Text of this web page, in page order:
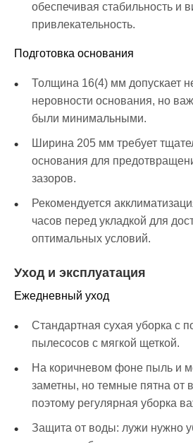
обеспечивая стабильность и
привлекательность.
Подготовка основания
Толщина 16(4) мм допускает
неровности основания, но
были минимальными.
Ширина 205 мм требует
основания для
зазоров.
Рекомендуется
часов перед укладкой для
оптимальных условий.
Уход и эксплуатация
Ежедневный уход
Стандартная сухая уборка с
пылесосов с мягкой щеткой.
На коричневом фоне пыль и
заметны, но темные пятна от
поэтому регулярная уборка
Защита от воды: лужи нужно